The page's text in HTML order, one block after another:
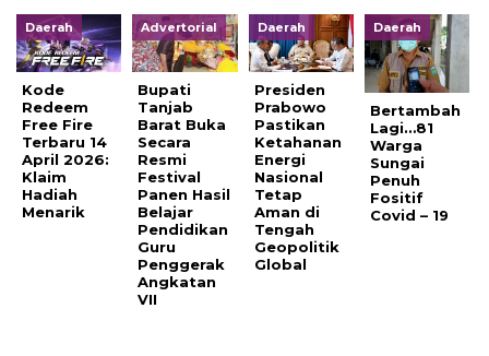
Daerah
Kode
Redeem
Free Fire
Terbaru 14
April 2026:
Klaim
Hadiah
Menarik
Advertorial
Bupati
Tanjab
Barat Buka
Secara
Resmi
Festival
Panen Hasil
Belajar
Pendidikan
Guru
Penggerak
Angkatan
VII
Daerah
Presiden
Prabowo
Pastikan
Ketahanan
Energi
Nasional
Tetap
Aman di
Tengah
Geopolitik
Global
Daerah
Bertambah
Lagi…81
Warga
Sungai
Penuh
Fositif
Covid – 19